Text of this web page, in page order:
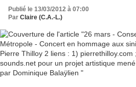
sounds.net pour un projet
Publié le 13/03/2012 à 07:00
Par Claire (C.A.-L.)